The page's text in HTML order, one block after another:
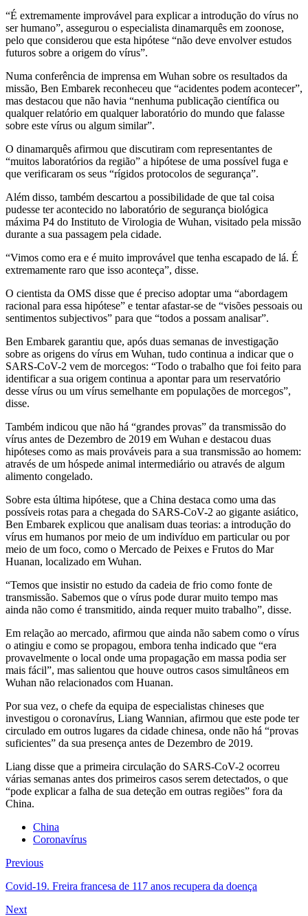
“É extremamente improvável para explicar a introdução do vírus no
ser humano”, assegurou o especialista dinamarquês em zoonose,
pelo que considerou que esta hipótese “não deve envolver estudos
futuros sobre a origem do vírus”.
Numa conferência de imprensa em Wuhan sobre os resultados da
missão, Ben Embarek reconheceu que “acidentes podem acontecer”,
mas destacou que não havia “nenhuma publicação científica ou
qualquer relatório em qualquer laboratório do mundo que falasse
sobre este vírus ou algum similar”.
O dinamarquês afirmou que discutiram com representantes de
“muitos laboratórios da região” a hipótese de uma possível fuga e
que verificaram os seus “rígidos protocolos de segurança”.
Além disso, também descartou a possibilidade de que tal coisa
pudesse ter acontecido no laboratório de segurança biológica
máxima P4 do Instituto de Virologia de Wuhan, visitado pela missão
durante a sua passagem pela cidade.
“Vimos como era e é muito improvável que tenha escapado de lá. É
extremamente raro que isso aconteça”, disse.
O cientista da OMS disse que é preciso adoptar uma “abordagem
racional para essa hipótese” e tentar afastar-se de “visões pessoais ou
sentimentos subjectivos” para que “todos a possam analisar”.
Ben Embarek garantiu que, após duas semanas de investigação
sobre as origens do vírus em Wuhan, tudo continua a indicar que o
SARS-CoV-2 vem de morcegos: “Todo o trabalho que foi feito para
identificar a sua origem continua a apontar para um reservatório
desse vírus ou um vírus semelhante em populações de morcegos”,
disse.
Também indicou que não há “grandes provas” da transmissão do
vírus antes de Dezembro de 2019 em Wuhan e destacou duas
hipóteses como as mais prováveis para a sua transmissão ao homem:
através de um hóspede animal intermediário ou através de algum
alimento congelado.
Sobre esta última hipótese, que a China destaca como uma das
possíveis rotas para a chegada do SARS-CoV-2 ao gigante asiático,
Ben Embarek explicou que analisam duas teorias: a introdução do
vírus em humanos por meio de um indivíduo em particular ou por
meio de um foco, como o Mercado de Peixes e Frutos do Mar
Huanan, localizado em Wuhan.
“Temos que insistir no estudo da cadeia de frio como fonte de
transmissão. Sabemos que o vírus pode durar muito tempo mas
ainda não como é transmitido, ainda requer muito trabalho”, disse.
Em relação ao mercado, afirmou que ainda não sabem como o vírus
o atingiu e como se propagou, embora tenha indicado que “era
provavelmente o local onde uma propagação em massa podia ser
mais fácil”, mas salientou que houve outros casos simultâneos em
Wuhan não relacionados com Huanan.
Por sua vez, o chefe da equipa de especialistas chineses que
investigou o coronavírus, Liang Wannian, afirmou que este pode ter
circulado em outros lugares da cidade chinesa, onde não há “provas
suficientes” da sua presença antes de Dezembro de 2019.
Liang disse que a primeira circulação do SARS-CoV-2 ocorreu
várias semanas antes dos primeiros casos serem detectados, o que
“pode explicar a falha de sua deteção em outras regiões” fora da
China.
China
Coronavírus
Previous
Covid-19. Freira francesa de 117 anos recupera da doença
Next